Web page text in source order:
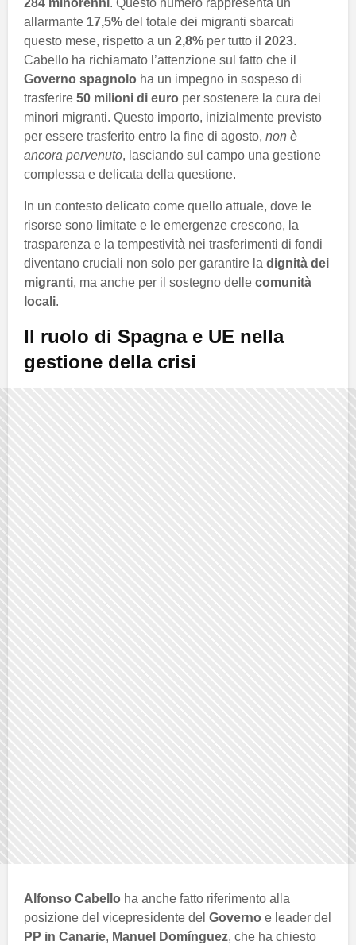
284 minorenni . Questo numero rappresenta un
allarmante 17,5% del totale dei migranti sbarcati
questo mese, rispetto a un 2,8% per tutto il 2023.
Cabello ha richiamato l’attenzione sul fatto che il
Governo spagnolo ha un impegno in sospeso di
trasferire 50 milioni di euro per sostenere la cura dei
minori migranti. Questo importo, inizialmente previsto
per essere trasferito entro la fine di agosto, non è
ancora pervenuto, lasciando sul campo una gestione
complessa e delicata della questione.
In un contesto delicato come quello attuale, dove le
risorse sono limitate e le emergenze crescono, la
trasparenza e la tempestività nei trasferimenti di fondi
diventano cruciali non solo per garantire la dignità dei
migranti, ma anche per il sostegno delle comunità
locali.
Il ruolo di Spagna e UE nella
gestione della crisi
Alfonso Cabello ha anche fatto riferimento alla
posizione del vicepresidente del Governo e leader del
PP in Canarie, Manuel Domínguez, che ha chiesto